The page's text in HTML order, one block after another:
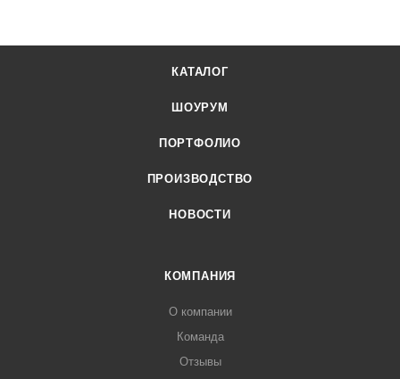
КАТАЛОГ
ШОУРУМ
ПОРТФОЛИО
ПРОИЗВОДСТВО
НОВОСТИ
КОМПАНИЯ
О компании
Команда
Отзывы